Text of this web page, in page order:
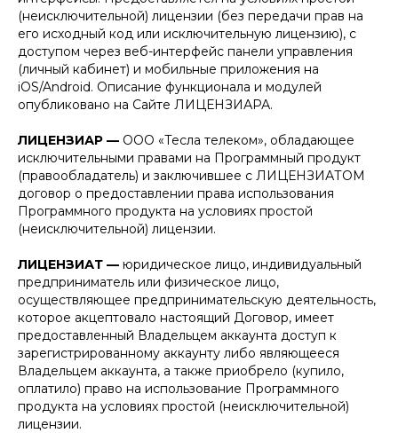
(неисключительной) лицензии (без передачи прав на
его исходный код или исключительную лицензию), с
доступом через веб-интерфейс панели управления
(личный кабинет) и мобильные приложения на
iOS/Android. Описание функционала и модулей
опубликовано на Сайте ЛИЦЕНЗИАРА.
ЛИЦЕНЗИАР — ООО «Тесла телеком», обладающее
исключительными правами на Программный продукт
(правообладатель) и заключившее с ЛИЦЕНЗИАТОМ
договор о предоставлении права использования
Программного продукта на условиях простой
(неисключительной) лицензии.
ЛИЦЕНЗИАТ — юридическое лицо, индивидуальный
предприниматель или физическое лицо,
осуществляющее предпринимательскую деятельность,
которое акцептовало настоящий Договор, имеет
предоставленный Владельцем аккаунта доступ к
зарегистрированному аккаунту либо являющееся
Владельцем аккаунта, а также приобрело (купило,
оплатило) право на использование Программного
продукта на условиях простой (неисключительной)
лицензии.